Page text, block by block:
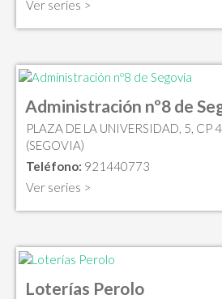
Ver series >
Administración nº8 de
PLAZA DE LA UNIVERSIDAD, 5, CP
(SEGOVIA)
Teléfono: 921440773
Ver series >
Loterías Perolo